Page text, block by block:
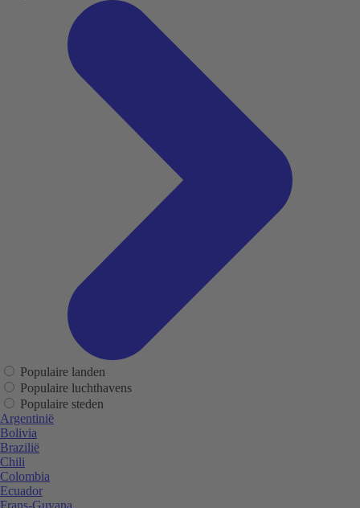
Populaire landen
Populaire luchthavens
Populaire steden
Argentinië
Bolivia
Brazilië
Chili
Colombia
Ecuador
Frans-Guyana